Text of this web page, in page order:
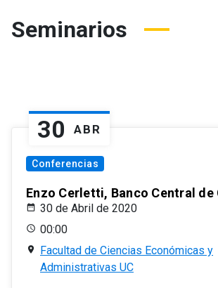
Seminarios
30 ABR
Conferencias
Enzo Cerletti, Banco Central de
30 de Abril de 2020
00:00
Facultad de Ciencias Económicas y
Administrativas UC